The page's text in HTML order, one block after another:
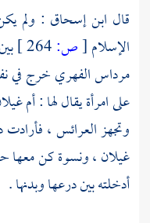
قال ابن إسحاق : ولم
الإسلام[ص:
مرداس الفهريخرج في
على امرأة يقال لها :أم
وتجهز العرائس ، فأرادت
غيلان ،ونسوة كن معها
أدخلته بين درعها وبدنها .